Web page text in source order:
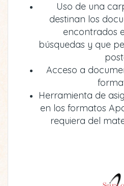
Uso de una
destinan los
encontrados
búsquedas y que
Acceso a
Herramienta de
en los formatos
requiera del